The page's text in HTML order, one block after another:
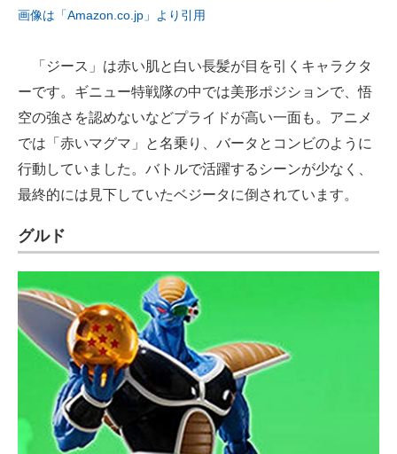
画像は「Amazon.co.jp」より引用
「ジース」は赤い肌と白い長髪が目を引くキャラクタ
ーです。ギニュー特戦隊の中では美形ポジションで、悟
空の強さを認めないなどプライドが高い一面も。アニメ
では「赤いマグマ」と名乗り、バータとコンビのように
行動していました。バトルで活躍するシーンが少なく、
最終的には見下していたベジータに倒されています。
グルド